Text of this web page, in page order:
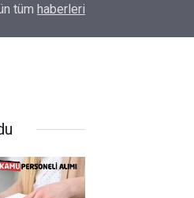
veya Dengi Okul Mezunu KPSS
tüm haberleri